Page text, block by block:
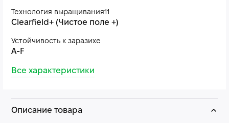
Технология выращивания11
Clearfield+ (Чистое поле +)
Устойчивость к заразихе
A-F
Все характеристики
Описание товара